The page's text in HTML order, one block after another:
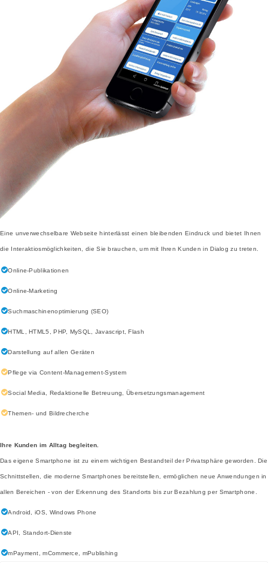
Eine unverwechselbare Webseite hinterlässt einen bleibenden Eindruck und bietet Ihnen
die Interaktiosmöglichkeiten, die Sie brauchen, um mit Ihren Kunden in Dialog zu treten.
Online-Publikationen
Online-Marketing
Suchmaschinenoptimierung (SEO)
HTML, HTML5, PHP, MySQL, Javascript, Flash
Darstellung auf allen Geräten
Pflege via Content-Management-System
Social Media, Redaktionelle Betreuung, Übersetzungsmanagement
Themen- und Bildrecherche
Ihre Kunden im Alltag begleiten.
Das eigene Smartphone ist zu einem wichtigen Bestandteil der Privatsphäre geworden. Die
Schnittstellen, die moderne Smartphones bereitstellen, ermöglichen neue Anwendungen in
allen Bereichen - von der Erkennung des Standorts bis zur Bezahlung per Smartphone.
Android, iOS, Windows Phone
API, Standort-Dienste
mPayment, mCommerce, mPublishing